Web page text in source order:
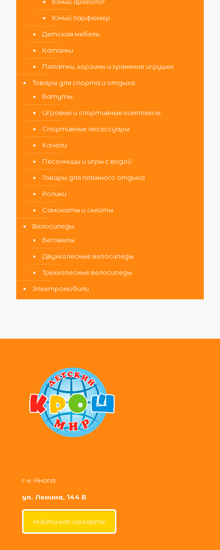
Юный парфюмер
Детская мебель
Каталки
Палатки, корзины и хранение игрушек
Товары для спорта и отдыха
Батуты
Игровые и спортивные комплексы
Спортивные аксессуары
Качели
Песочницы и игры с водой
Товары для пляжного отдыха
Ролики
Самокаты и скейты
Велосипеды
Беговелы
Двухколесные велосипеды
Трехколесные велосипеды
Электромобили
г-к. Анапа
ул. Ленина, 144 Б
Найти нас на карте